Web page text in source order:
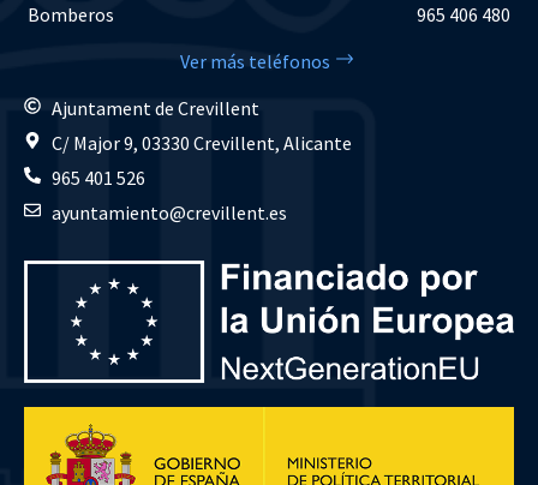
Bomberos
965 406 480
Ver más teléfonos
Ajuntament de Crevillent
C/ Major 9, 03330 Crevillent, Alicante
965 401 526
ayuntamiento@crevillent.es